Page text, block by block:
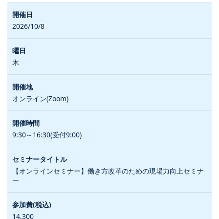
2026/10/8
木
オンライン(Zoom)
9:30～16:30(受付9:00)
【オンラインセミナー】働き方改革のための現場力向上セミナ
ー
14,300